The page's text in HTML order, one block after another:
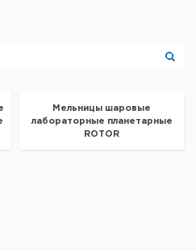
Мельницы шаровые
лабораторные планетарные
ROTOR